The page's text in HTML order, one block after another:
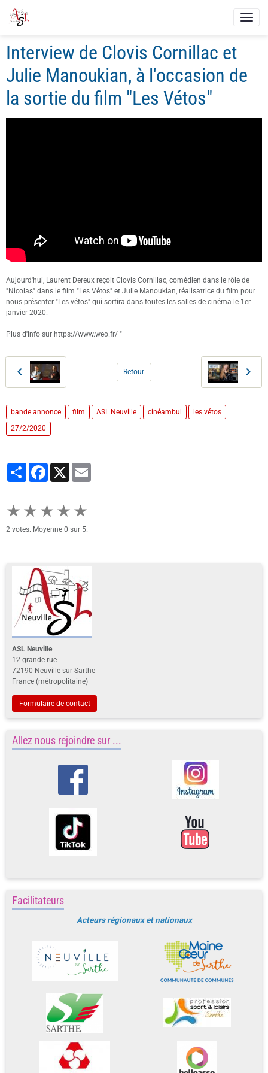
Interview de Clovis Cornillac et
Julie Manoukian, à l'occasion de
la sortie du film "Les Vétos"
Aujourd'hui, Laurent Dereux reçoit Clovis Cornillac, comédien dans le rôle de
"Nicolas" dans le film "Les Vétos" et Julie Manoukian, réalisatrice du film pour
nous présenter "Les vétos" qui sortira dans toutes les salles de cinéma le 1er
janvier 2020.
Plus d'info sur https://www.weo.fr/ "
Retour
bande annonce film ASL Neuville cinéambul
les vétos
27/2/2020
PartagerFacebook
★ ★ ★ ★ ★
2 votes. Moyenne 0 sur 5.
ASL Neuville
12 grande rue
72190 Neuville-sur-Sarthe
France (métropolitaine)
Formulaire de contact
Allez nous rejoindre sur ...
Facilitateurs
Acteurs régionaux et nationaux